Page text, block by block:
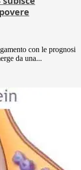
con le prognosi
da una...